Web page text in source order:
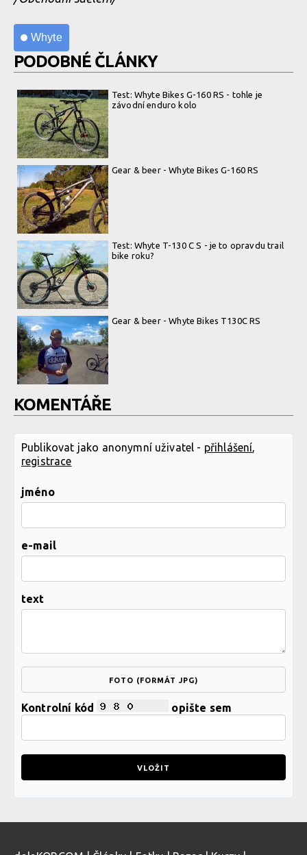
Whyte
PODOBNÉ ČLÁNKY
Test: Whyte Bikes G-160 RS - tohle je
závodní enduro kolo
Gear & beer - Whyte Bikes G-160 RS
Test: Whyte T-130 C S - je to opravdu trail
bike roku?
Gear & beer - Whyte Bikes T130C RS
KOMENTÁŘE
Publikovat jako anonymní uživatel - přihlášení,
registrace
jméno
e-mail
text
FOTO (FORMÁT JPG)
Kontrolní kód opište sem